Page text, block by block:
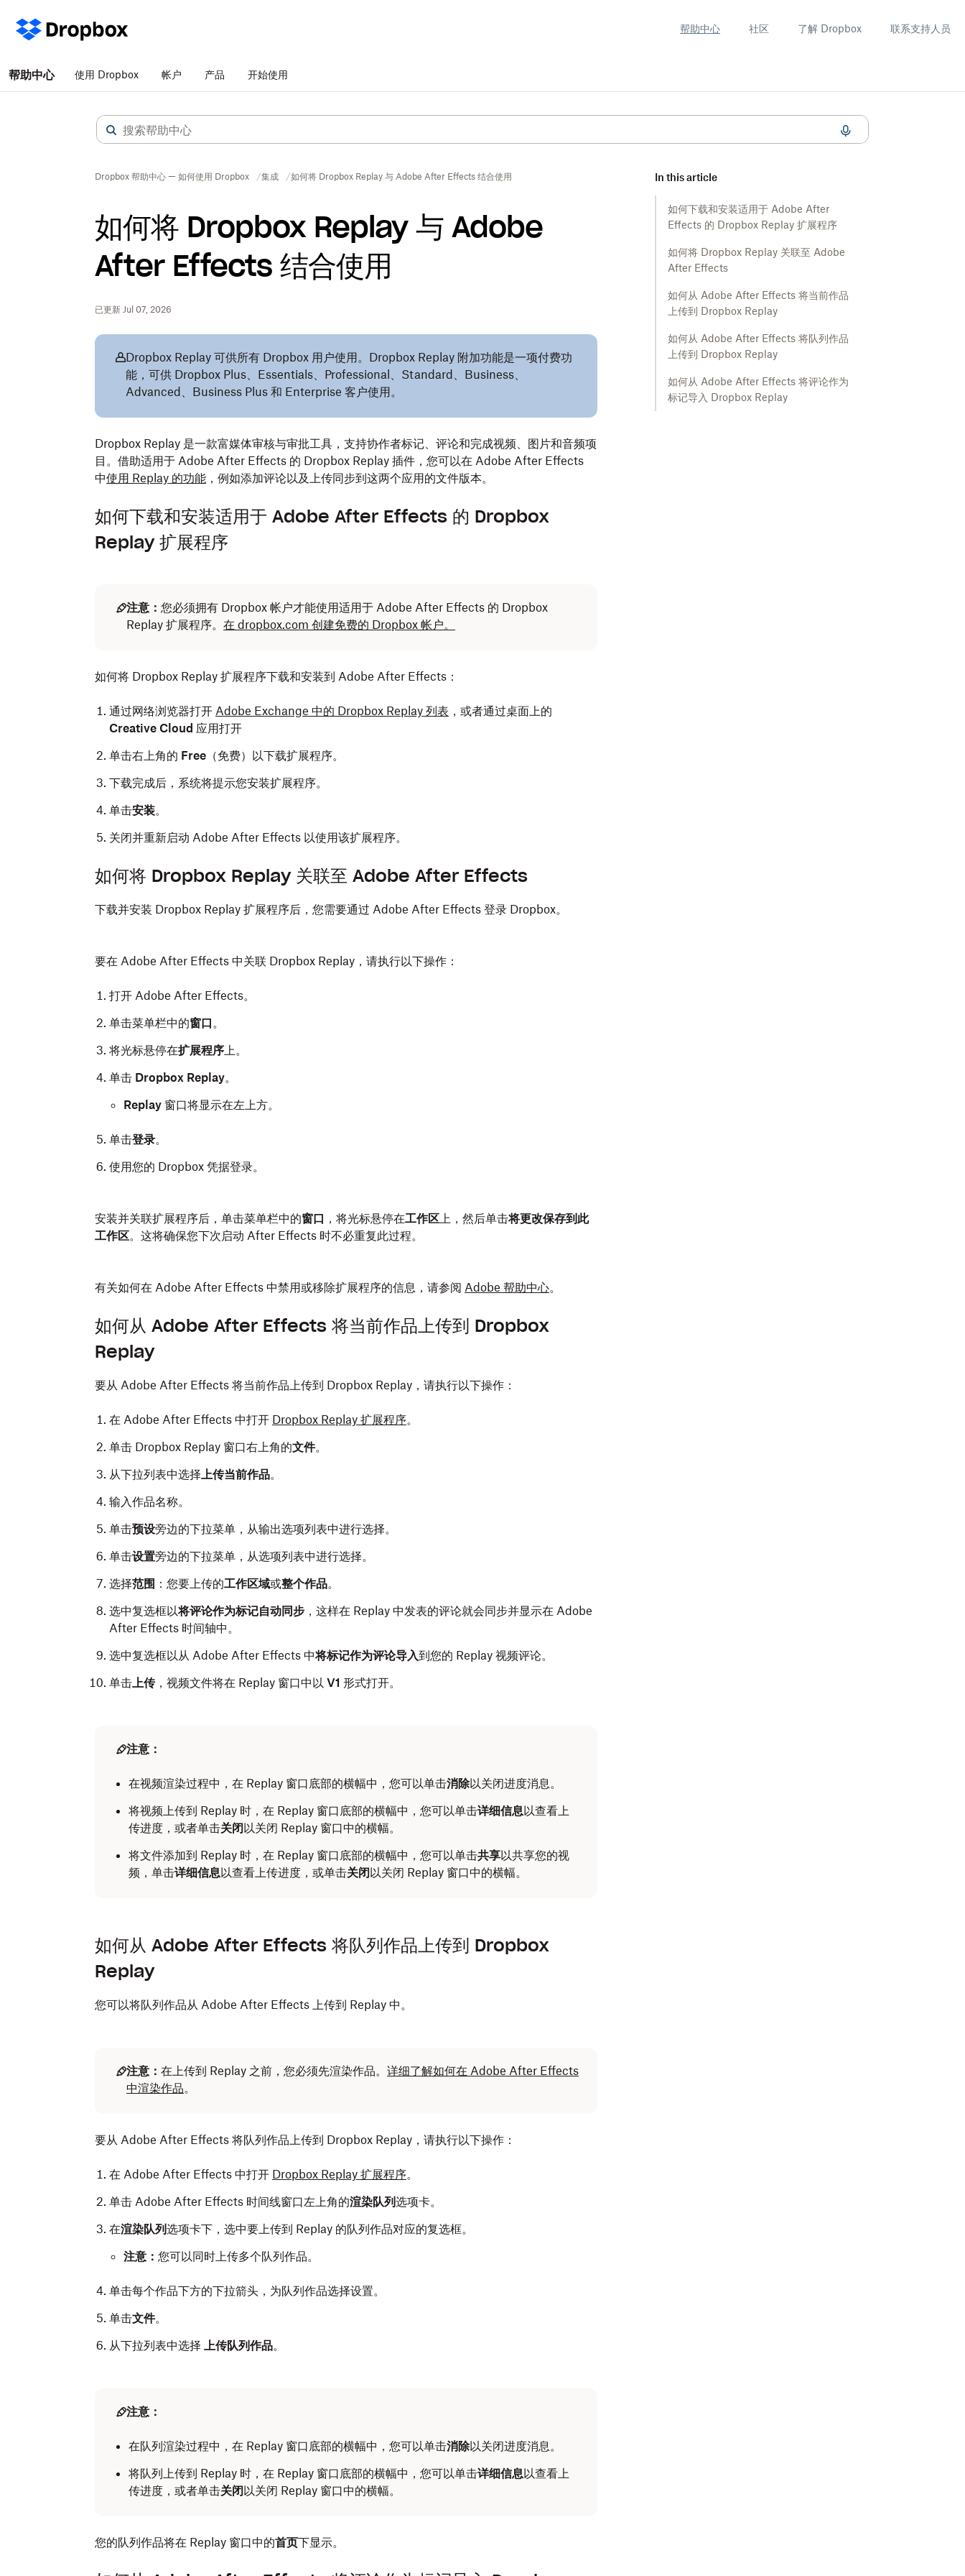
帮助中心 社区 了解 Dropbox 联系支持人员
帮助中心 使用 Dropbox 帐户 产品 开始使用
Dropbox 帮助中心 — 如何使用 Dropbox 集成 如何将 Dropbox Replay 与 Adobe After Effects 结合使用
如何将 Dropbox Replay 与 Adobe
After Effects 结合使用
已更新 Jul 07, 2026
In this article
如何下载和安装适用于 Adobe After
Effects 的 Dropbox Replay 扩展程序
如何将 Dropbox Replay 关联至 Adobe
After Effects
如何从 Adobe After Effects 将当前作品
上传到 Dropbox Replay
如何从 Adobe After Effects 将队列作品
上传到 Dropbox Replay
如何从 Adobe After Effects 将评论作为
标记导入 Dropbox Replay
Dropbox Replay 可供所有 Dropbox 用户使用。Dropbox Replay 附加功能是一项付费功
能，可供 Dropbox Plus、Essentials、Professional、Standard、Business、
Advanced、Business Plus 和 Enterprise 客户使用。
Dropbox Replay 是一款富媒体审核与审批工具，支持协作者标记、评论和完成视频、图片和音频项
目。借助适用于 Adobe After Effects 的 Dropbox Replay 插件，您可以在 Adobe After Effects
中使用 Replay 的功能 ，例如添加评论以及上传同步到这两个应用的文件版本。
如何下载和安装适用于 Adobe After Effects 的 Dropbox
Replay 扩展程序
注意： 您必须拥有 Dropbox 帐户才能使用适用于 Adobe After Effects 的 Dropbox
Replay 扩展程序。 在 dropbox.com 创建免费的 Dropbox 帐户。
如何将 Dropbox Replay 扩展程序下载和安装到 Adobe After Effects：
通过网络浏览器打开 Adobe Exchange 中的 Dropbox Replay 列表 ，或者通过桌面上的
Creative Cloud 应用打开
单击右上角的 Free （免费）以下载扩展程序。
下载完成后，系统将提示您安装扩展程序。
单击安装。
关闭并重新启动 Adobe After Effects 以使用该扩展程序。
如何将 Dropbox Replay 关联至 Adobe After Effects
下载并安装 Dropbox Replay 扩展程序后，您需要通过 Adobe After Effects 登录 Dropbox。
要在 Adobe After Effects 中关联 Dropbox Replay，请执行以下操作：
打开 Adobe After Effects。
单击菜单栏中的窗口。
将光标悬停在扩展程序上。
单击 Dropbox Replay。
Replay 窗口将显示在左上方。
单击登录。
使用您的 Dropbox 凭据登录。
安装并关联扩展程序后，单击菜单栏中的窗口 ，将光标悬停在工作区上，然后单击将更改保存到此
工作区。这将确保您下次启动 After Effects 时不必重复此过程。
有关如何在 Adobe After Effects 中禁用或移除扩展程序的信息，请参阅 Adobe 帮助中心。
如何从 Adobe After Effects 将当前作品上传到 Dropbox
Replay
要从 Adobe After Effects 将当前作品上传到 Dropbox Replay，请执行以下操作：
在 Adobe After Effects 中打开 Dropbox Replay 扩展程序。
单击 Dropbox Replay 窗口右上角的文件。
从下拉列表中选择上传当前作品。
输入作品名称。
单击预设旁边的下拉菜单，从输出选项列表中进行选择。
单击设置旁边的下拉菜单，从选项列表中进行选择。
选择范围 ：您要上传的工作区域或整个作品。
选中复选框以将评论作为标记自动同步 ，这样在 Replay 中发表的评论就会同步并显示在 Adobe
After Effects 时间轴中。
选中复选框以从 Adobe After Effects 中将标记作为评论导入到您的 Replay 视频评论。
单击上传，视频文件将在 Replay 窗口中以 V1 形式打开。
注意：
在视频渲染过程中，在 Replay 窗口底部的横幅中，您可以单击消除以关闭进度消息。
将视频上传到 Replay 时，在 Replay 窗口底部的横幅中，您可以单击详细信息以查看上
传进度，或者单击关闭以关闭 Replay 窗口中的横幅。
将文件添加到 Replay 时，在 Replay 窗口底部的横幅中，您可以单击共享以共享您的视
频，单击详细信息以查看上传进度，或单击关闭以关闭 Replay 窗口中的横幅。
如何从 Adobe After Effects 将队列作品上传到 Dropbox
Replay
您可以将队列作品从 Adobe After Effects 上传到 Replay 中。
注意： 在上传到 Replay 之前，您必须先渲染作品。 详细了解如何在 Adobe After Effects
中渲染作品。
要从 Adobe After Effects 将队列作品上传到 Dropbox Replay，请执行以下操作：
在 Adobe After Effects 中打开 Dropbox Replay 扩展程序。
单击 Adobe After Effects 时间线窗口左上角的渲染队列选项卡。
在渲染队列选项卡下，选中要上传到 Replay 的队列作品对应的复选框。
注意： 您可以同时上传多个队列作品。
单击每个作品下方的下拉箭头，为队列作品选择设置。
单击文件。
从下拉列表中选择 上传队列作品。
注意：
在队列渲染过程中，在 Replay 窗口底部的横幅中，您可以单击消除以关闭进度消息。
将队列上传到 Replay 时，在 Replay 窗口底部的横幅中，您可以单击详细信息以查看上
传进度，或者单击关闭以关闭 Replay 窗口中的横幅。
您的队列作品将在 Replay 窗口中的首页下显示。